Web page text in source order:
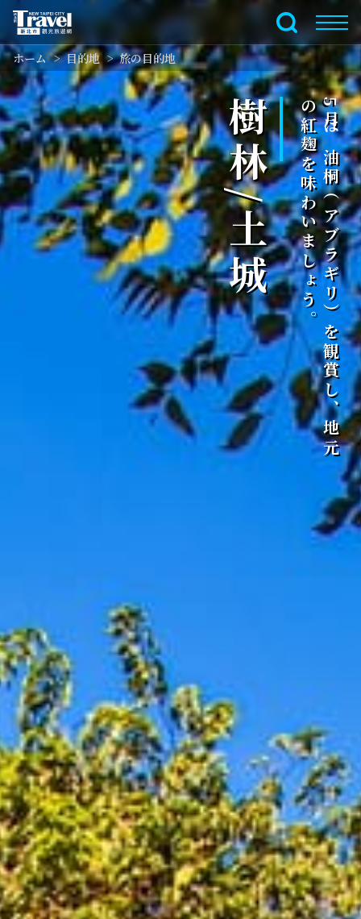
ン
コ
ン
テ
ン
ツ
セ
ク
シ
ョ
ン
全文検索
ホーム 目的地 旅の目的地
樹林/土城 5
月
は
油
桐
（
ア
ブ
ラ
ギ
リ
）
を
観
賞
し
、
地
元
の
紅
麹
を
味
わ
い
ま
し
ょ
う
。